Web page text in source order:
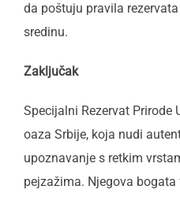
da poštuju pravila
sredinu.
Zaključak
Specijalni Rezervat Prirode
oaza Srbije, koja nudi
upoznavanje s retkim
pejzažima. Njegova